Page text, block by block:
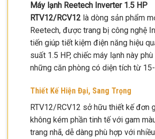
Máy lạnh Reetech Inverter 1.5 HP
RTV12/RCV12 là dòng sản phẩm
Reetech, được trang bị công nghệ
tiến giúp tiết kiệm điện năng hiệu
suất 1.5 HP, chiếc máy lạnh này
những căn phòng có diện tích từ
Thiết Kế Hiện Đại, Sang Trọng
RTV12/RCV12 sở hữu thiết kế đơn
không kém phần tinh tế với gam
trang nhã, dễ dàng phù hợp với